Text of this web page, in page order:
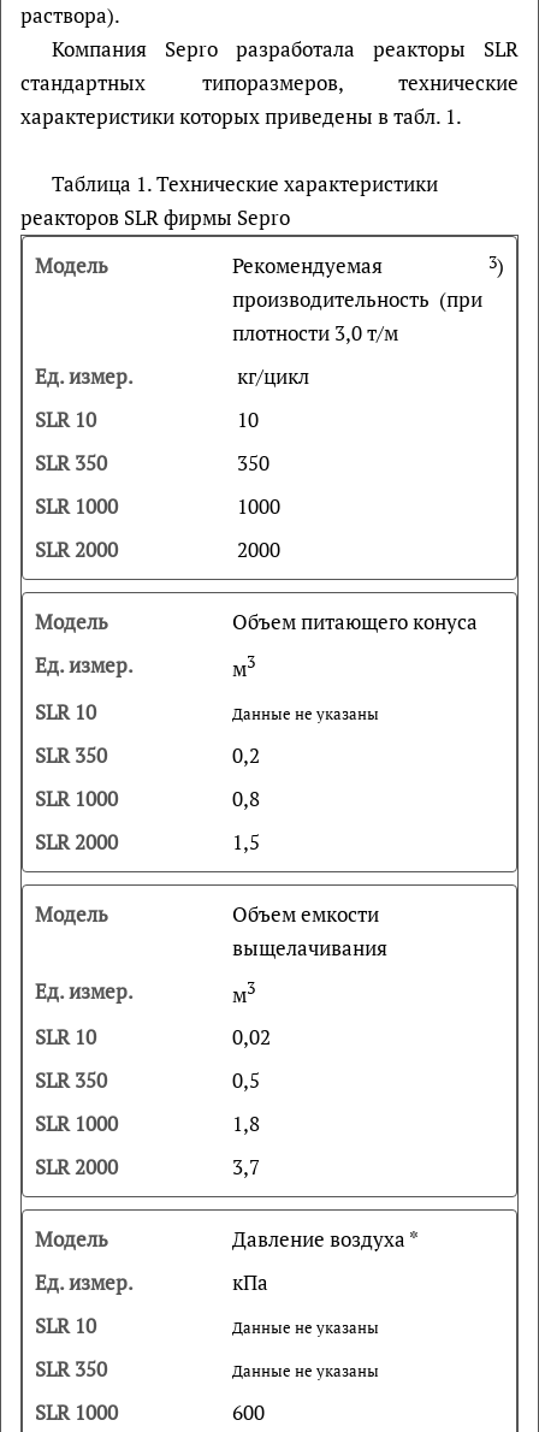
раствора).
Компания Sepro разработала реакторы SLR
стандартных типоразмеров, технические
характеристики которых приведены в табл. 1.
Таблица 1. Технические характеристики
реакторов SLR фирмы Sepro
Рекомендуемая
производительность (при
плотности 3,0 т/м
3)
кг/цикл
10
350
1000
2000
Объем питающего конуса
м3
Данные не указаны
0,2
0,8
1,5
Объем емкости
выщелачивания
м3
0,02
0,5
1,8
3,7
Давление воздуха *
кПа
Данные не указаны
Данные не указаны
600